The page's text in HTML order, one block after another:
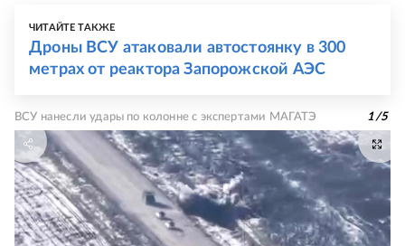
ЧИТАЙТЕ ТАКЖЕ
Дроны ВСУ атаковали автостоянку в 300
метрах от реактора Запорожской АЭС
ВСУ нанесли удары по колонне с экспертами МАГАТЭ 1/5